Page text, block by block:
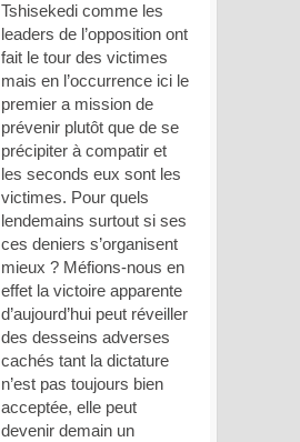
Tshisekedi comme les
leaders de l’opposition ont
fait le tour des victimes
mais en l’occurrence ici le
premier a mission de
prévenir plutôt que de se
précipiter à compatir et
les seconds eux sont les
victimes. Pour quels
lendemains surtout si ses
ces deniers s’organisent
mieux ? Méfions-nous en
effet la victoire apparente
d’aujourd’hui peut réveiller
des desseins adverses
cachés tant la dictature
n’est pas toujours bien
acceptée, elle peut
devenir demain un